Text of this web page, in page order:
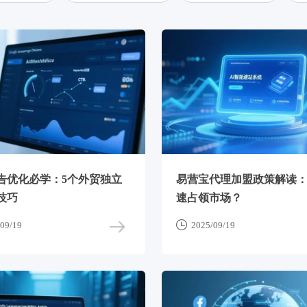
优化必学：5个外贸独立
巧
19
易营宝代理加盟政策解读
速占领市场？
 2025/09/19